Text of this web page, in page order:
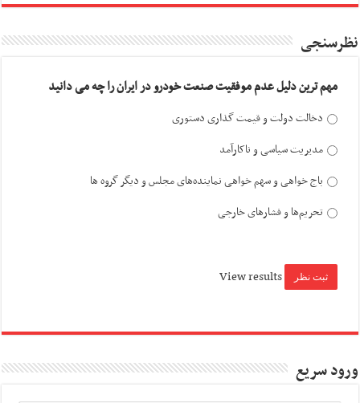
نظرسنجی
مهم ترین دلیل عدم موفقیت صنعت خودرو در ایران را چه می دانید
دخالت دولت و قیمت گذاری دستوری
مدیریت سیاسی و ناکارآمد
باج خواهی و سهم خواهی نماینده‌های مجلس و دیگر گروه ها
تحریم‌ها و فشارهای خارجی
View results
ورود سریع